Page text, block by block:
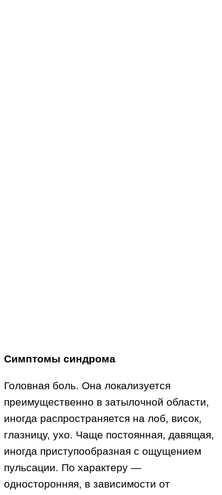
Симптомы синдрома
Головная боль. Она локализуется
преимущественно в затылочной области,
иногда распространяется на лоб, висок,
глазницу, ухо. Чаще постоянная, давящая,
иногда приступообразная с ощущением
пульсации. По характеру —
односторонняя, в зависимости от